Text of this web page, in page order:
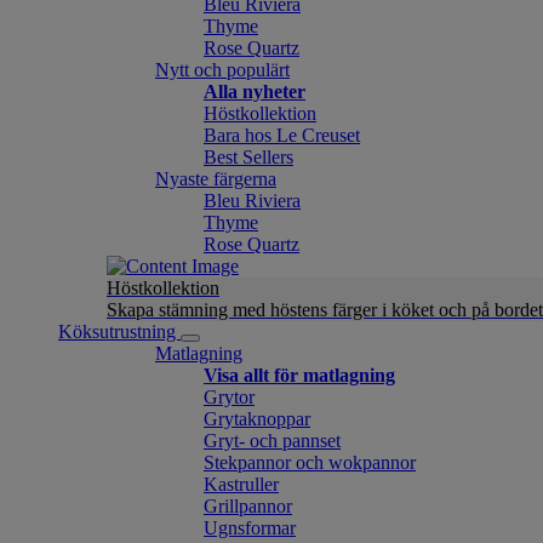
Bleu Riviera
Thyme
Rose Quartz
Nytt och populärt
Alla nyheter
Höstkollektion
Bara hos Le Creuset
Best Sellers
Nyaste färgerna
Bleu Riviera
Thyme
Rose Quartz
Höstkollektion
Skapa stämning med höstens färger i köket och på
Köksutrustning
Matlagning
Visa allt för matlagning
Grytor
Grytaknoppar
Gryt- och pannset
Stekpannor och wokpannor
Kastruller
Grillpannor
Ugnsformar